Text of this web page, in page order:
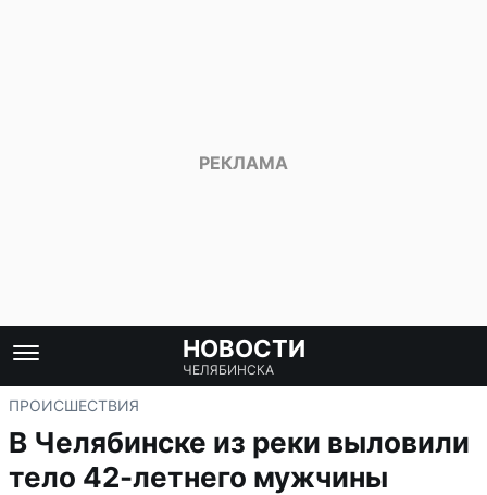
НОВОСТИ
ЧЕЛЯБИНСКА
ПРОИСШЕСТВИЯ
В Челябинске из реки выловили
тело 42-летнего мужчины